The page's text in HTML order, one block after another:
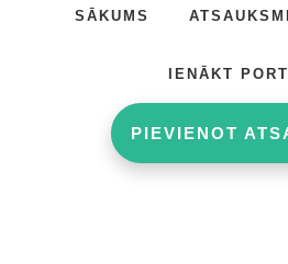
SĀKUMS
IENĀKT
PIEVIENOT